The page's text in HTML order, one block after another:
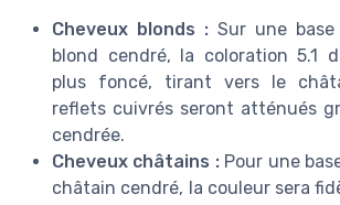
Cheveux blonds : Sur une
blond cendré, la coloration 5.1
plus foncé, tirant vers le
reflets cuivrés seront atténués
cendrée.
Cheveux châtains :Pour une
châtain cendré, la couleur sera